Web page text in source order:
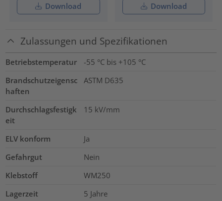
Download Download
Zulassungen und Spezifikationen
Betriebstemperatur
-55 °C bis +105 °C
Brandschutzeigensc
haften
ASTM D635
Durchschlagsfestigk
eit
15 kV/mm
ELV konform
Ja
Gefahrgut
Nein
Klebstoff
WM250
Lagerzeit
5 Jahre